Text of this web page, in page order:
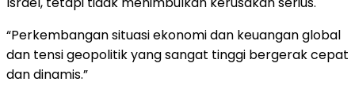
“Perkembangan situasi ekonomi dan keuangan global
dan tensi geopolitik yang sangat tinggi bergerak cepat
dan dinamis.”